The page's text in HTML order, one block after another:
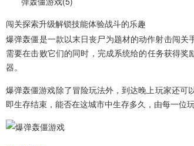
闯关探索升级解锁技能体验战斗的乐趣
爆弹轰僵是一款以末日丧尸为题材的动作射击闯
需要在击败它们的同时，完成系统给的任务获得
器。
爆弹轰僵游戏除了冒险玩法外，到达晚上玩家还
即生存结束，能否在这城市中生存多久，由每一位